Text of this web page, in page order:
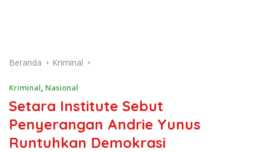
Beranda Kriminal
Kriminal, Nasional
Setara Institute Sebut
Penyerangan Andrie Yunus
Runtuhkan Demokrasi